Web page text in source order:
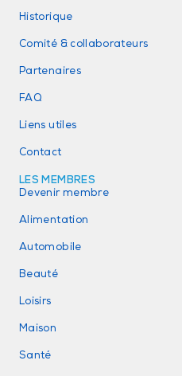
Historique
Comité & collaborateurs
Partenaires
FAQ
Liens utiles
Contact
LES MEMBRES
Devenir membre
Alimentation
Automobile
Beauté
Loisirs
Maison
Santé